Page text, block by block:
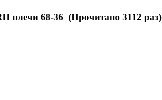
плечи 68-36 (Прочитано 3112 раз)